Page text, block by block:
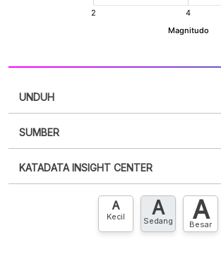
UNDUH
XLS
SUMBER
punya akun?Silakan Daftar sekarang
KATADATA INSIGHT CENTER
Hubungi sekarang »
A
Kecil A
Sedang A
Besar